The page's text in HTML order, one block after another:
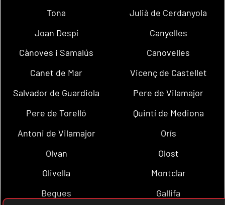
Tona
Julià de Cerdanyola
Joan Despí
Canyelles
Cànoves i Samalús
Canovelles
Canet de Mar
Vicenç de Castellet
Salvador de Guardiola
Pere de Vilamajor
Pere de Torelló
Quintí de Mediona
Antoni de Vilamajor
Orís
Olvan
Olost
Olivella
Montclar
Begues
Gallifa